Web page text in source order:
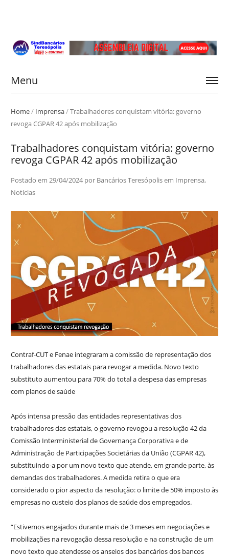
Menu
Home/ Imprensa/Trabalhadores conquistam vitória: governo
revoga CGPAR 42 após mobilização
Trabalhadores conquistam vitória: governo
revoga CGPAR 42 após mobilização
Postado em 29/04/2024por Bancários Teresópolisem Imprensa,
Notícias
Contraf-CUT e Fenae integraram a comissão de representação dos
trabalhadores das estatais para revogar a medida. Novo texto
substituto aumentou para 70% do total a despesa das empresas
com planos de saúde
Após intensa pressão das entidades representativas dos
trabalhadores das estatais, o governo revogou a resolução 42 da
Comissão Interministerial de Governança Corporativa e de
Administração de Participações Societárias da União (CGPAR 42),
substituindo-a por um novo texto que atende, em grande parte, às
demandas dos trabalhadores. A medida retira o que era
considerado o pior aspecto da resolução: o limite de 50% imposto às
empresas no custeio dos planos de saúde dos empregados.
“Estivemos engajados durante mais de 3 meses em negociações e
mobilizações na revogação dessa resolução e na construção de um
novo texto que atendesse os anseios dos bancários dos bancos